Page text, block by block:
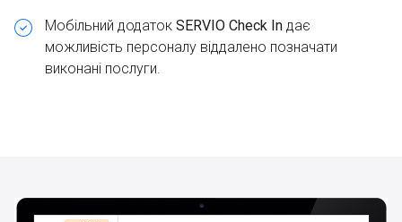
Мобільний додаток SERVIO Check In дає
можливість персоналу віддалено позначати
виконані послуги.